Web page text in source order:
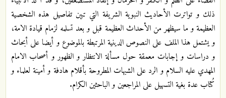
ذلك و تواترت الأحاديث النبوية الشريفة التي تبين تفاصيل هذه الشخصية
العظيمة و ما سيظهر من الأحداث العظيمة قبل و بعد تسلمه لزمام قيادة الامة،
و يشتمل هذا الملف على النصوص الدينية المرتبطة بالموضوع و أيضا على أبحاث
و دراسات و إجابات معمقة حول مسألة الانتظار و الظهور و أصحاب الامام
المهدي عليه السلام و الرد على الشبهات المطروحة بأقلام هادفة و أمينة لعلماء و
كُتاب عدة بغية التسهيل على المراجعين و الباحثين الكرام.